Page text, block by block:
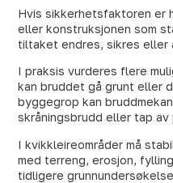
Hvis sikkerhetsfaktoren er
eller konstruksjonen som
tiltaket endres, sikres eller
I praksis vurderes flere
kan bruddet gå grunt eller
byggegrop kan
skråningsbrudd eller tap av
I kvikkleireområder må
med terreng, erosjon,
tidligere